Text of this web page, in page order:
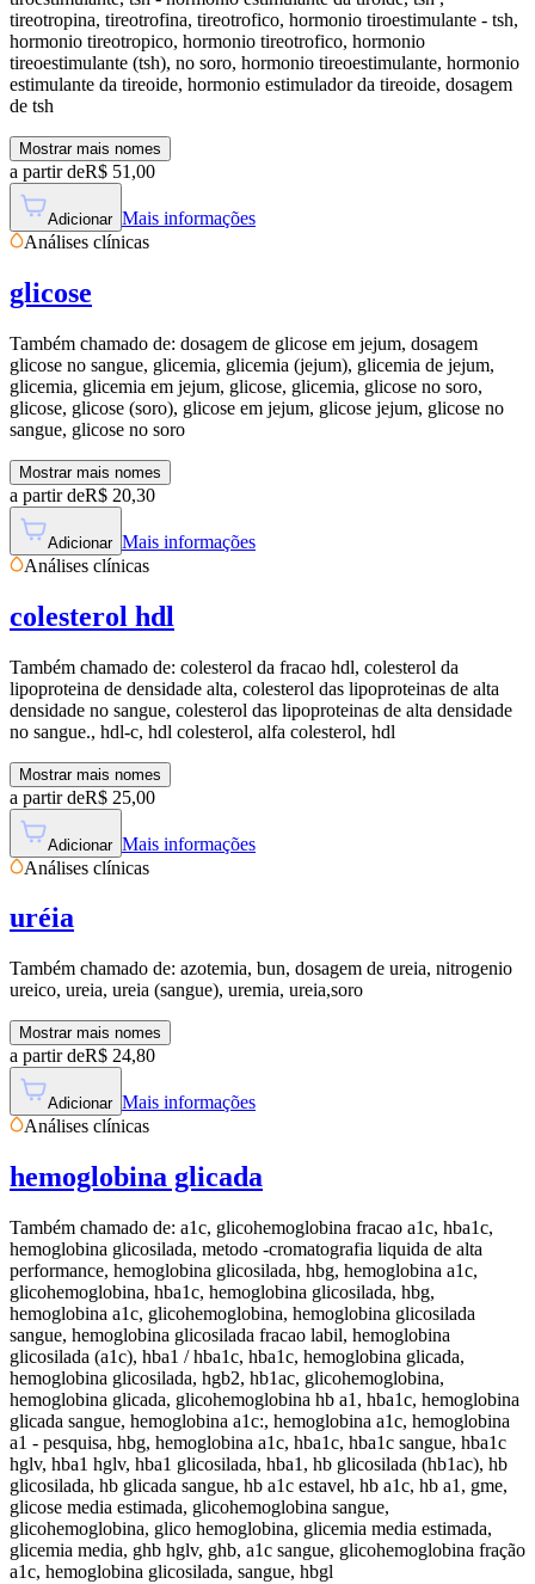
tireotropina, tireotrofina, tireotrofico, hormonio tiroestimulante - tsh,
hormonio tireotropico, hormonio tireotrofico, hormonio
tireoestimulante (tsh), no soro, hormonio tireoestimulante, hormonio
estimulante da tireoide, hormonio estimulador da tireoide, dosagem
de tsh
Mostrar mais nomes
a partir deR$ 51,00
Adicionar Mais informações
Análises clínicas
glicose
Também chamado de: dosagem de glicose em jejum, dosagem
glicose no sangue, glicemia, glicemia (jejum), glicemia de jejum,
glicemia, glicemia em jejum, glicose, glicemia, glicose no soro,
glicose, glicose (soro), glicose em jejum, glicose jejum, glicose no
sangue, glicose no soro
Mostrar mais nomes
a partir deR$ 20,30
Adicionar Mais informações
Análises clínicas
colesterol hdl
Também chamado de: colesterol da fracao hdl, colesterol da
lipoproteina de densidade alta, colesterol das lipoproteinas de alta
densidade no sangue, colesterol das lipoproteinas de alta densidade
no sangue., hdl-c, hdl colesterol, alfa colesterol, hdl
Mostrar mais nomes
a partir deR$ 25,00
Adicionar Mais informações
Análises clínicas
uréia
Também chamado de: azotemia, bun, dosagem de ureia, nitrogenio
ureico, ureia, ureia (sangue), uremia, ureia,soro
Mostrar mais nomes
a partir deR$ 24,80
Adicionar Mais informações
Análises clínicas
hemoglobina glicada
Também chamado de: a1c, glicohemoglobina fracao a1c, hba1c,
hemoglobina glicosilada, metodo -cromatografia liquida de alta
performance, hemoglobina glicosilada, hbg, hemoglobina a1c,
glicohemoglobina, hba1c, hemoglobina glicosilada, hbg,
hemoglobina a1c, glicohemoglobina, hemoglobina glicosilada
sangue, hemoglobina glicosilada fracao labil, hemoglobina
glicosilada (a1c), hba1 / hba1c, hba1c, hemoglobina glicada,
hemoglobina glicosilada, hgb2, hb1ac, glicohemoglobina,
hemoglobina glicada, glicohemoglobina hb a1, hba1c, hemoglobina
glicada sangue, hemoglobina a1c:, hemoglobina a1c, hemoglobina
a1 - pesquisa, hbg, hemoglobina a1c, hba1c, hba1c sangue, hba1c
hglv, hba1 hglv, hba1 glicosilada, hba1, hb glicosilada (hb1ac), hb
glicosilada, hb glicada sangue, hb a1c estavel, hb a1c, hb a1, gme,
glicose media estimada, glicohemoglobina sangue,
glicohemoglobina, glico hemoglobina, glicemia media estimada,
glicemia media, ghb hglv, ghb, a1c sangue, glicohemoglobina fração
a1c, hemoglobina glicosilada, sangue, hbgl